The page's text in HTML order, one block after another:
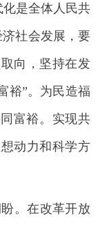
是全体人民共
济社会发展，要
向，坚持在发
裕”。为民造福
富裕。实现共
动力和科学方
。在改革开放